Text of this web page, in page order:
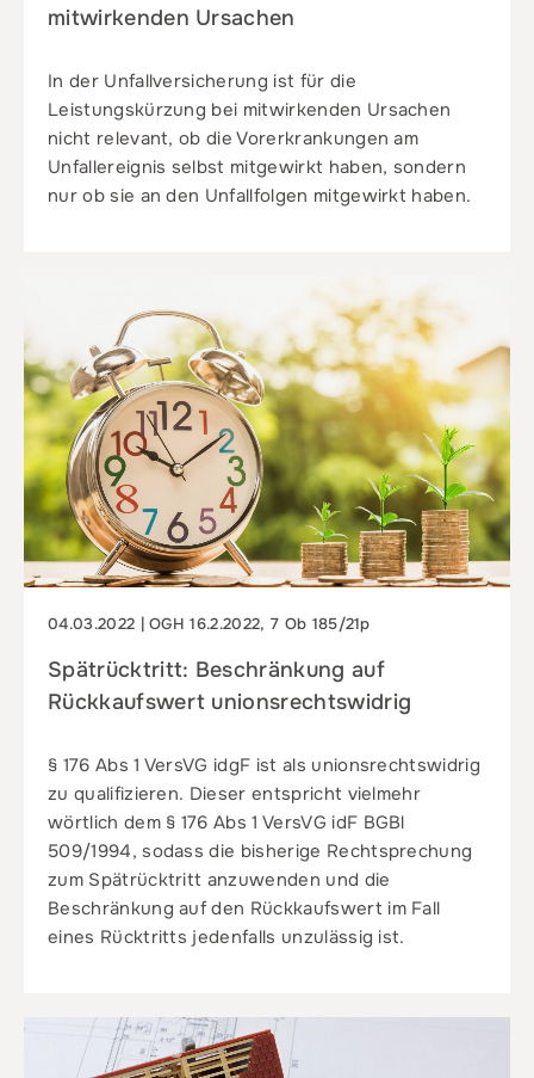
mitwirkenden Ursachen
In der Unfallversicherung ist für die
Leistungskürzung bei mitwirkenden Ursachen
nicht relevant, ob die Vorerkrankungen am
Unfallereignis selbst mitgewirkt haben, sondern
nur ob sie an den Unfallfolgen mitgewirkt haben.
04.03.2022 | OGH 16.2.2022, 7 Ob 185/21p
Spätrücktritt: Beschränkung auf
Rückkaufswert unionsrechtswidrig
§ 176 Abs 1 VersVG idgF ist als unionsrechtswidrig
zu qualifizieren. Dieser entspricht vielmehr
wörtlich dem § 176 Abs 1 VersVG idF BGBl
509/1994, sodass die bisherige Rechtsprechung
zum Spätrücktritt anzuwenden und die
Beschränkung auf den Rückkaufswert im Fall
eines Rücktritts jedenfalls unzulässig ist.